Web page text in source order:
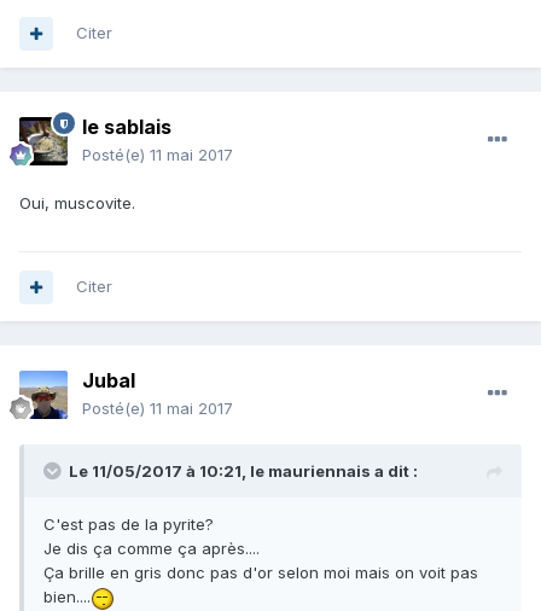
Citer
le sablais
Posté(e) 11 mai 2017
Oui, muscovite.
Citer
Jubal
Posté(e) 11 mai 2017
Le 11/05/2017 à 10:21, le mauriennais a dit :
C'est pas de la pyrite?
Je dis ça comme ça après....
Ça brille en gris donc pas d'or selon moi mais on voit pas
bien....